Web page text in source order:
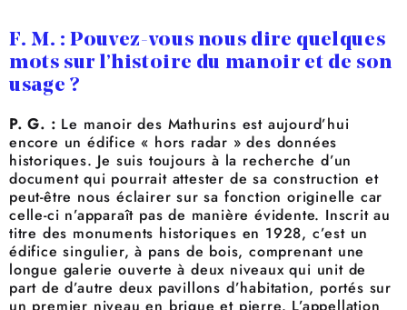
F. M. : Pouvez-vous nous dire quelques
mots sur l’histoire du manoir et de son
usage ?
P. G. : Le manoir des Mathurins est aujourd’hui
encore un édifice « hors radar » des données
historiques. Je suis toujours à la recherche d’un
document qui pourrait attester de sa construction et
peut-être nous éclairer sur sa fonction originelle car
celle-ci n’apparaît pas de manière évidente. Inscrit au
titre des monuments historiques en 1928, c’est un
édifice singulier, à pans de bois, comprenant une
longue galerie ouverte à deux niveaux qui unit de
part de d’autre deux pavillons d’habitation, portés sur